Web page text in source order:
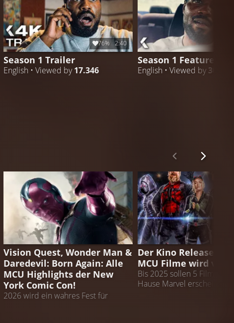
76% 2:40
Season 1 Trailer
English • Viewed by17.346
Season 1 Featurette
English • Viewed by 306
VISION QUEST
Vision Quest, Wonder Man &
Daredevil: Born Again: Alle
MCU Highlights der New
York Comic Con!
2026 wird ein wahres Fest für
MCU
Der Kino Release
MCU Filme wird
Bis 2025 sollen 5 Filme
Hause Marvel erscheinen